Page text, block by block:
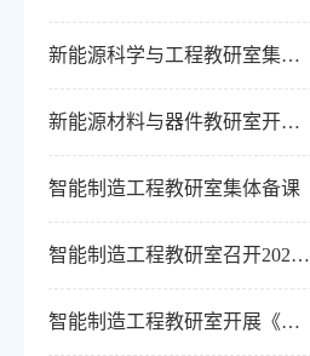
新能源科学与工程教研室集体备课活动
新能源材料与器件教研室开展集体听课交流活动
智能制造工程教研室集体备课
智能制造工程教研室召开2025-2026学年第二学期教学工作会议
智能制造工程教研室开展《智能制造装备》集体听课研讨活动